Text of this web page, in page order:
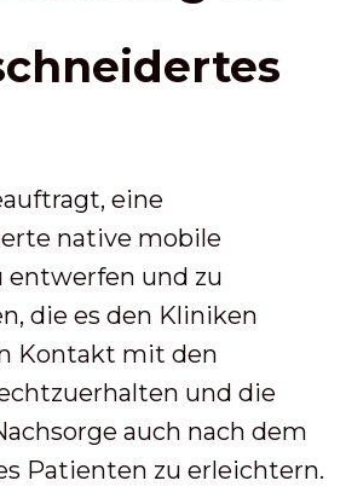
eine
native mobile
entwerfen und zu
die es den Kliniken
Kontakt mit den
und die
auch nach dem
Patienten zu erleichtern.